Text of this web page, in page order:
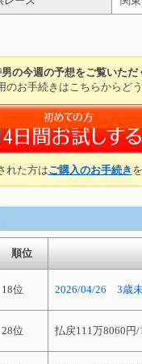
の今週の予想をご覧いただ
のお手続きはこちらからどう
れた方はご購入のお手続き
順位
18位 2026/04/26 3歳
28位 払戻111万8060円